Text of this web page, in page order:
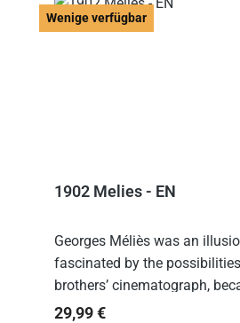
Wenige verfügbar
1902 Melies - EN
Georges Méliès was an
fascinated by the
brothers’ cinematograph,
cinema. In 1902, he filmed
Regulärer Preis:
29,99 €